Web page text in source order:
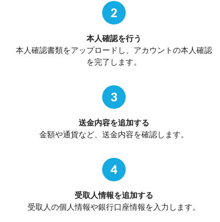
2
本人確認を行う
本人確認書類をアップロードし、アカウントの本人確認
を完了します。
3
送金内容を追加する
金額や通貨など、送金内容を確認します。
4
受取人情報を追加する
受取人の個人情報や銀行口座情報を入力します。